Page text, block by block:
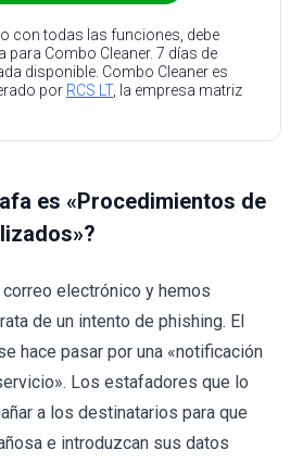
con todas las funciones, debe
para Combo Cleaner. 7 días de
disponible. Combo Cleaner es
por RCS LT, la empresa matriz
es «Procedimientos de
electrónico y hemos
de un intento de phishing. El
hace pasar por una «notificación
Los estafadores que lo
a los destinatarios para que
e introduzcan sus datos